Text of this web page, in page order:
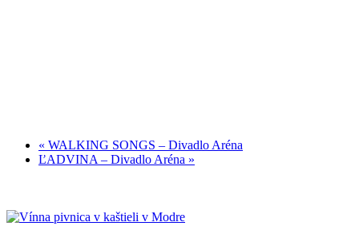
« WALKING SONGS – Divadlo Aréna
ĽADVINA – Divadlo Aréna »